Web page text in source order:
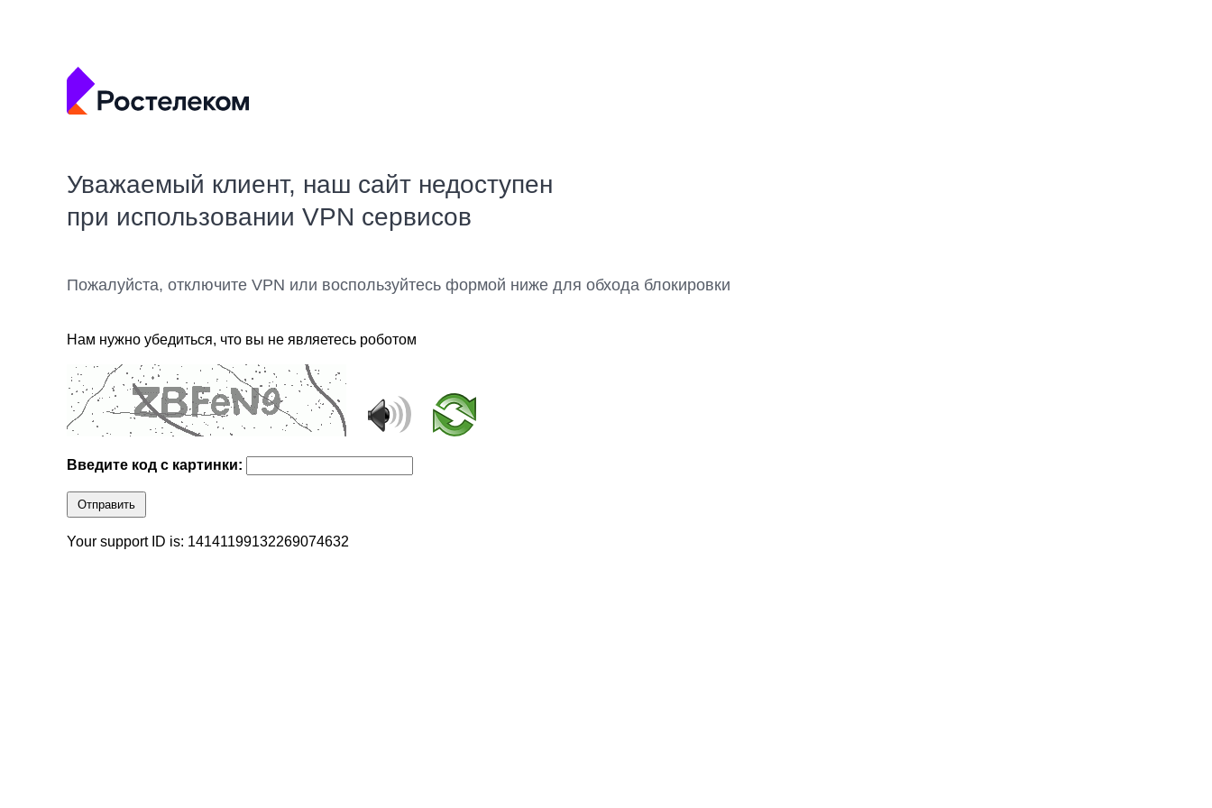
Уважаемый клиент, наш сайт недоступен
при использовании VPN сервисов
Пожалуйста, отключите VPN или воспользуйтесь формой ниже для обхода блокировки
Нам нужно убедиться, что вы не являетесь роботом
Введите код с картинки:
Отправить
Your support ID is: 14141199132269074632